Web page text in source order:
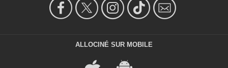
ALLOCINÉ SUR MOBILE